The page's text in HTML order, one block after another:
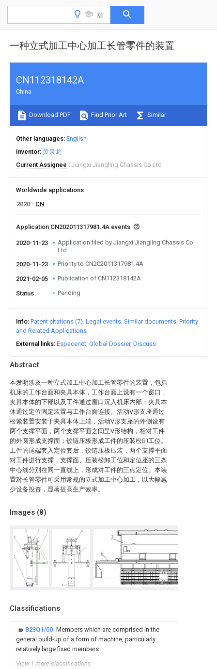
一种立式加工中心加工长管零件的装置
Abstract
本发明涉及一种立式加工中心加工长管零件的装置，包括
机床的工作台面和夹具本体，工作台面上设有一个窗口，
夹具本体的下部以及工件通过窗口沉入机床内部；夹具本
体通过定位固定装置与工作台面连接。活动V形支座通过
松紧装置安装于夹具本体上端，活动V形支座的外侧设有
两个支撑平面，两个支撑平面之间呈V形结构，相对工件
的外圆形成支撑面；铰链压板形成工件的压装松卸工位。
工件的尾端套入定位套后，铰链压板压装，两个支撑平面
对工件进行支撑，支撑面、压装松卸工位和定位座的三条
中心线分别在同一直线上，形成对工件的三点定位。本装
置对长管零件可采用常规的立式加工中心加工，以大幅减
少设备投资，显著提高生产效率。
Images (8)
Classifications
B23Q1/00 Members which are comprised in the
general build-up of a form of machine, particularly
relatively large fixed members
View 1 more classifications
CN112318142A
China
Download PDF Find Prior Art Similar
Other languages English
Inventor 黄泉龙
Current Assignee
Jiangxi Jiangling Chassis Co Ltd
Worldwide applications
2020
CN
Application CN202011317981.4A events
2020-11-23
Application filed by Jiangxi Jiangling Chassis Co
Ltd
2020-11-23
Priority to CN202011317981.4A
2021-02-05 Publication of CN112318142A
Status Pending
Info Patent citations (7) Legal events Similar documents Priority
and Related Applications
External links Espacenet Global Dossier Discuss